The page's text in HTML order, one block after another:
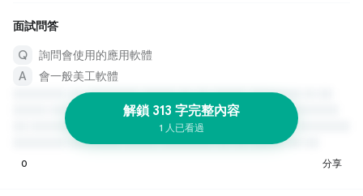
面試問答
詢問會使用的應用軟體
會一般美工軟體
解鎖 313 字完整內容
1 人已看過
0 分享